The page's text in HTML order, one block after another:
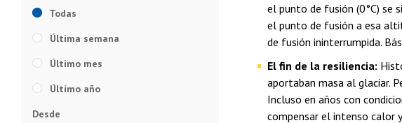
el punto de fusión (0°C) se
el punto de fusión a esa
de fusión ininterrumpida.
El fin de la resiliencia:
aportaban masa al glaciar.
Incluso en años con
compensar el intenso calor
Todas
Última semana
Último mes
Último año
Desde